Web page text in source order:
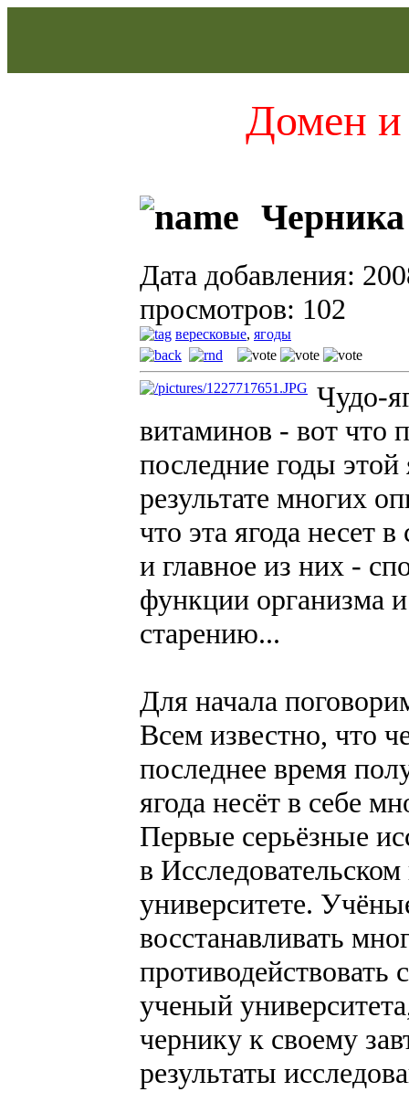
Домен и
Черника
Дата добавления:
просмотров: 102
вересковые, ягоды
Чудо-
витаминов - вот что
последние годы этой
результате многих
что эта ягода несет
и главное из них -
функции организма
старению...
Для начала
Всем известно, что
последнее время
ягода несёт в себе
Первые серьёзные
в
университете.
восстанавливать
ученый
чернику к своему
результаты